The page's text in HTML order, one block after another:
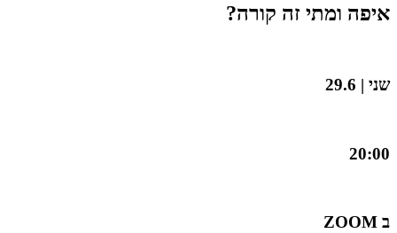
איפה ומתי זה קורה?
שני | 29.6
20:00
ב ZOOM